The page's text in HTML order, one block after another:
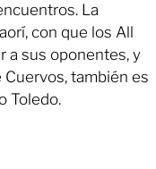
La
con que los All
a sus oponentes, y
Cuervos, también es
Toledo.